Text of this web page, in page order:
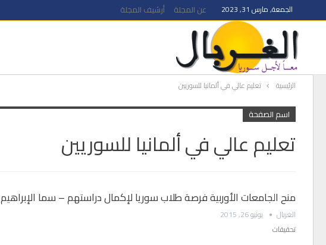
الجمعة, مارس 31, 2023 عن المجلة أرشيف المجلة
الرئيسية تعليم عالي في ألمانيا للسوريين
اسم الصفحة
تعليم عالي في ألمانيا للسوريين
منح الجامعات الأوربية فرصة طلاب سوريا لإكمال دراستهم – سما الإبراهيم
الغربال
يونيو 26, 2015
تحقيقات